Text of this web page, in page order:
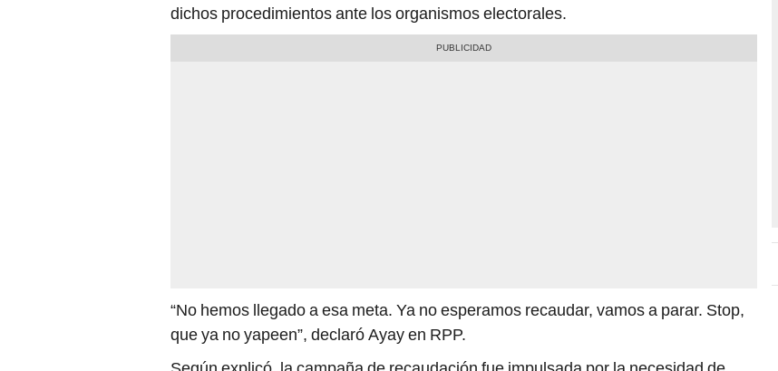
dichos procedimientos ante los organismos electorales.
“No hemos llegado a esa meta. Ya no esperamos recaudar, vamos a parar. Stop,
que ya no yapeen”, declaró Ayay en RPP.